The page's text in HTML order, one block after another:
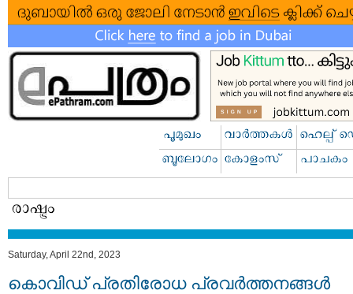
Saturday, April 22nd, 2023
കൊവിഡ് പ്രതിരോധ പ്രവര്‍ത്തനങ്ങള്‍